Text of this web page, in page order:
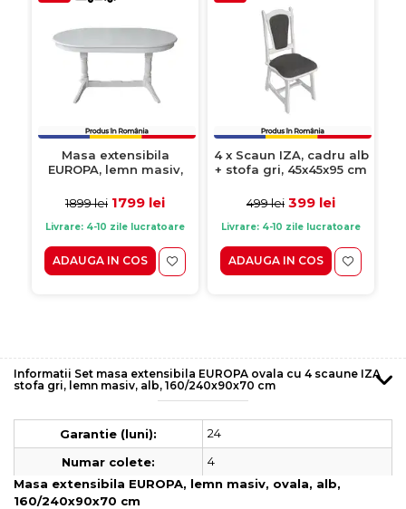
Masa extensibila
EUROPA, lemn masiv,
160/240x90x70 cm
1899 lei 1799 lei
Livrare: 4-10 zile lucratoare
ADAUGA IN COS
4 x Scaun IZA, cadru alb
+ stofa gri, 45x45x95 cm
499 lei 399 lei
Livrare: 4-10 zile lucratoare
ADAUGA IN COS
Informatii Set masa extensibila EUROPA ovala cu 4 scaune IZA
stofa gri, lemn masiv, alb, 160/240x90x70 cm
Garantie (luni):
24
Numar colete:
4
Masa extensibila EUROPA, lemn masiv, ovala, alb,
160/240x90x70 cm